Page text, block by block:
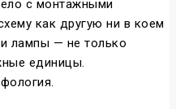
с монтажными
как другую ни в коем
лампы — не только
единицы.